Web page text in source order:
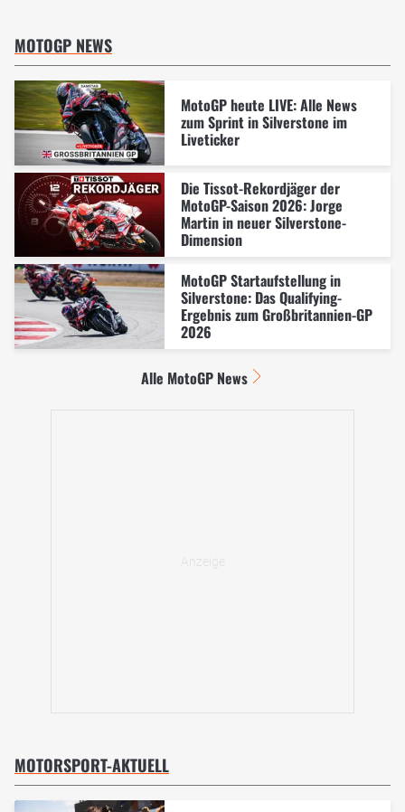
MOTOGP NEWS
MotoGP heute LIVE: Alle News
zum Sprint in Silverstone im
Liveticker
Die Tissot-Rekordjäger der
MotoGP-Saison 2026: Jorge
Martin in neuer Silverstone-
Dimension
MotoGP Startaufstellung in
Silverstone: Das Qualifying-
Ergebnis zum Großbritannien-GP
2026
Alle MotoGP News
MOTORSPORT-AKTUELL